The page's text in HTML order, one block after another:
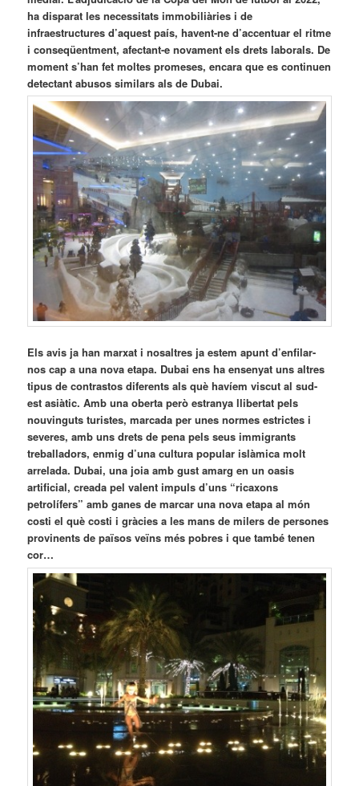
ha disparat les necessitats immobiliàries i de
infraestructures d’aquest país, havent-ne d’accentuar el ritme
i conseqüentment, afectant-e novament els drets laborals. De
moment s’han fet moltes promeses, encara que es continuen
detectant abusos similars als de Dubai.
Els avis ja han marxat i nosaltres ja estem apunt d’enfilar-
nos cap a una nova etapa. Dubai ens ha ensenyat uns altres
tipus de contrastos diferents als què havíem viscut al sud-
est asiàtic. Amb una oberta però estranya llibertat pels
nouvinguts turistes, marcada per unes normes estrictes i
severes, amb uns drets de pena pels seus immigrants
treballadors, enmig d’una cultura popular islàmica molt
arrelada. Dubai, una joia amb gust amarg en un oasis
artificial, creada pel valent impuls d’uns “ricaxons
petrolífers” amb ganes de marcar una nova etapa al món
costi el què costi i gràcies a les mans de milers de persones
provinents de països veïns més pobres i que també tenen
cor…